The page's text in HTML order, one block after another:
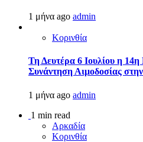
1 μήνα ago admin
Κορινθία
Τη Δευτέρα 6 Ιουλίου η
Συνάντηση Αιμοδοσίας
1 μήνα ago admin
1 min read
Αρκαδία
Κορινθία